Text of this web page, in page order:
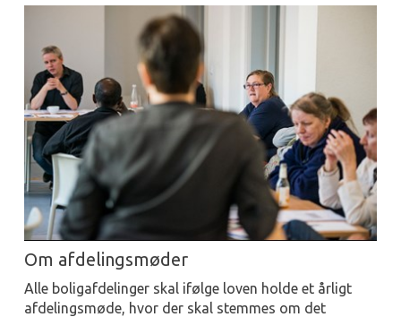
Om afdelingsmøder
Alle boligafdelinger skal ifølge loven holde et årligt
afdelingsmøde, hvor der skal stemmes om det